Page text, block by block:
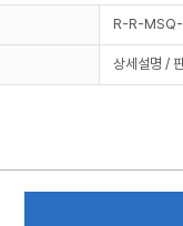
R-R-
상세설명 /